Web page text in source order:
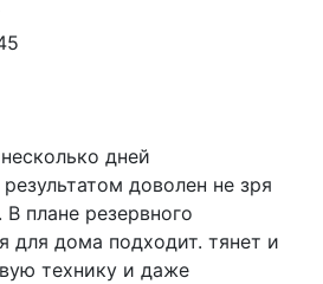
дней
доволен не зря
плане резервного
для дома подходит. тянет и
технику и даже